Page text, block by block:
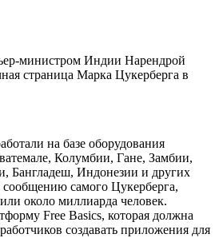
министром Индии Нарендрой
страница Марка Цукерберга в
на базе оборудования
Колумбии, Гане, Замбии,
Бангладеш, Индонезии и других
самого Цукерберга,
около миллиарда человек.
Free Basics, которая должна
создавать приложения для